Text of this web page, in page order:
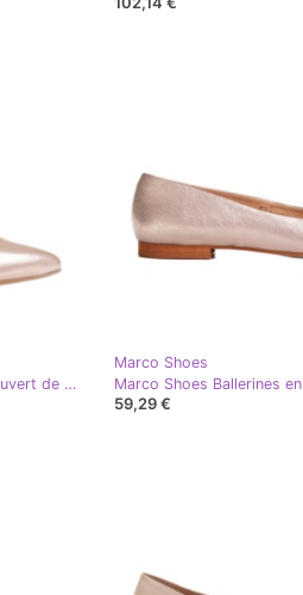
Marco Shoes Escarpins à côté ouvert de couleur platine doré
Marco Shoes
59,29 €